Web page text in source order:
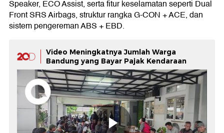
Speaker, ECO Assist, serta fitur keselamatan seperti Dual
Front SRS Airbags, struktur rangka G-CON + ACE, dan
sistem pengereman ABS + EBD.
Video Meningkatnya Jumlah Warga
Bandung yang Bayar Pajak Kendaraan